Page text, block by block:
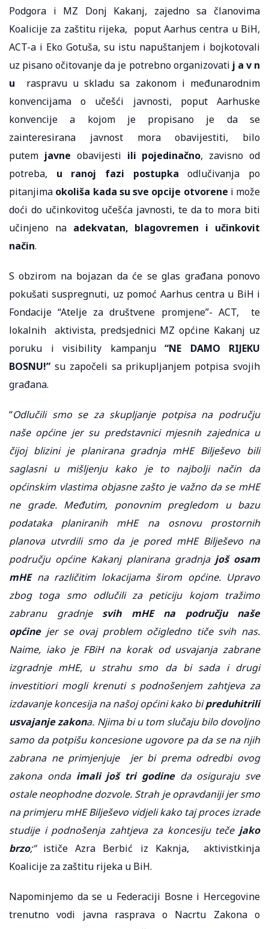
Podgora i MZ Donj Kakanj, zajedno sa članovima
Koalicije za zaštitu rijeka, poput Aarhus centra u BiH,
ACT-a i Eko Gotuša, su istu napuštanjem i bojkotovali
uz pisano očitovanje da je potrebno organizovati j a v n
u raspravu u skladu sa zakonom i međunarodnim
konvencijama o učešći javnosti, poput Aarhuske
konvencije a kojom je propisano je da se
zainteresirana javnost mora obavijestiti, bilo
putem javne obavijesti ili pojedinačno, zavisno od
potreba, u ranoj fazi postupkaodlučivanja po
pitanjima okoliša kada su sve opcije otvorene i može
doći do učinkovitog učešća javnosti, te da to mora biti
učinjeno naadekvatan, blagovremen i učinkovit
način.
S obzirom na bojazan da će se glas građana ponovo
pokušati suspregnuti, uz pomoć Aarhus centra u BiH i
Fondacije “Atelje za društvene promjene”- ACT, te
lokalnih aktivista, predsjednici MZ općine Kakanj uz
poruku i visibility kampanju “NE DAMO RIJEKU
BOSNU!” su započeli sa prikupljanjem potpisa svojih
građana.
“Odlučili smo se za skupljanje potpisa na području
naše općine jer su predstavnici mjesnih zajednica u
čijoj blizini je planirana gradnja mHE Bilješevo bili
saglasni u mišljenju kako je to najbolji način da
općinskim vlastima objasne zašto je važno da se mHE
ne grade. Međutim, ponovnim pregledom u bazu
podataka planiranih mHE na osnovu prostornih
planova utvrdili smo da je pored mHE Bilješevo na
području općine Kakanj planirana gradnja još osam
mHEna različitim lokacijama širom općine. Upravo
zbog toga smo odlučili za peticiju kojom tražimo
zabranu gradnje svih mHE na području naše
općinejer se ovaj problem očigledno tiče svih nas.
Naime, iako je FBiH na korak od usvajanja zabrane
izgradnje mHE, u strahu smo da bi sada i drugi
investitiori mogli krenuti s podnošenjem zahtjeva za
izdavanje koncesija na našoj općini kako bipreduhitrili
usvajanje zakona. Njima bi u tom slučaju bilo dovoljno
samo da potpišu koncesione ugovore pa da se na njih
zabrana ne primjenjuje jer bi prema odredbi ovog
zakona onda imali još tri godineda osiguraju sve
ostale neophodne dozvole. Strah je opravdaniji jer smo
na primjeru mHE Bilješevo vidjeli kako taj proces izrade
studije i podnošenja zahtjeva za koncesiju teče jako
brzo;” ističe Azra Berbić iz Kaknja, aktivistkinja
Koalicije za zaštitu rijeka u BiH.
Napominjemo da se u Federaciji Bosne i Hercegovine
trenutno vodi javna rasprava o Nacrtu Zakona o